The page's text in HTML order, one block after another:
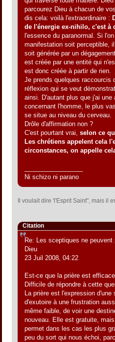
parcourez Dieu à chacun de
dis cela: voilà l'extraordinaire :
de l'énergie ex-nihilo, c'est à
l'essence du paranormal. Si
manifestation soit perceptible,
soit générée par un
est créée par une entité qui
est donc créée à partir de rien.
Je prends quelques raccourcis
réflexion qui se veut
ainsi. D'autant plus que j'ai une
concernant l'homme, le plus
se situe au niveau du cerveau.
Drôle d'affirmation non ?
C'est pourtant vrai,selon ce
Les chrétiens appelent cela
circonstances, on appelle
Ni schizo ni parano
Il voulait dire 'l'Esprit Saint", mais il
Citation
Re: Les sceptiques ne
Dieu
23 Juil 2008, 04:22
Est-ce que la prière est
Difficile de répondre à cette
La prière est l'expression
d'exutoire à une frustration
même faible, de voir une
nouveau. Elle est gratuite,
permet dans les cas les plus
peu du sort qui nous échoi,